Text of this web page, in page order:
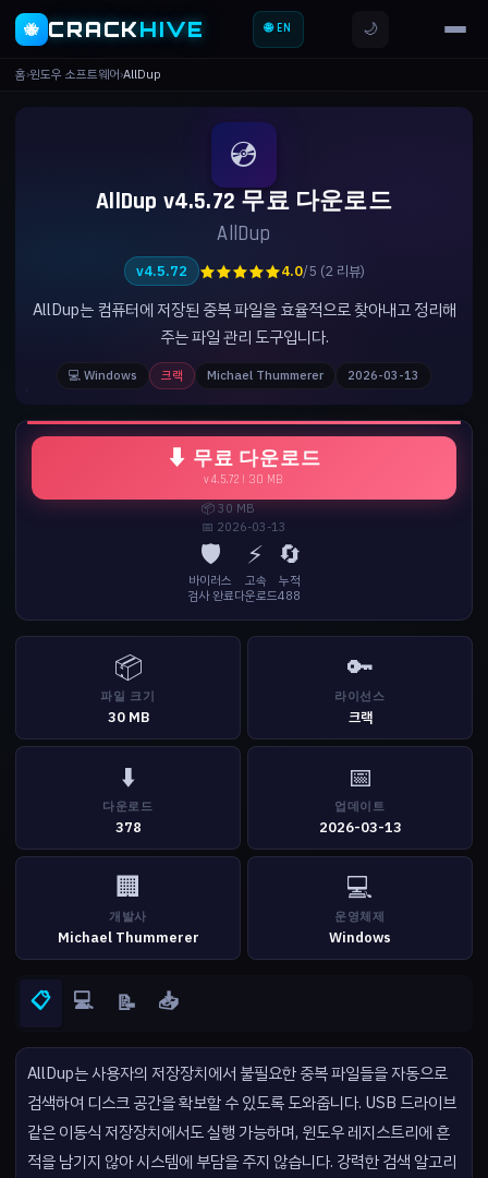
🐝 CRACKHIVE 🌐 EN 🌙
홈›윈도우 소프트웨어›AllDup
💿
AllDup v4.5.72 무료 다운로드
AllDup
v4.5.72 ★★★★★4.0/5 (2 리뷰)
AllDup는 컴퓨터에 저장된 중복 파일을 효율적으로 찾아내고 정리해
주는 파일 관리 도구입니다.
💻 Windows 크랙 Michael Thummerer 2026-03-13
⬇ 무료 다운로드
v4.5.72 | 30 MB
📦 30 MB
📅 2026-03-13
🛡️
바이러스
검사 완료
⚡
고속
다운로드
🔄
누적
488
📦
파일 크기
30 MB
🔑
라이선스
크랙
⬇️
다운로드
378
📅
업데이트
2026-03-13
🏢
개발사
Michael Thummerer
💻
운영체제
Windows
📋 💻 📝 📥
AllDup는 사용자의 저장장치에서 불필요한 중복 파일들을 자동으로
검색하여 디스크 공간을 확보할 수 있도록 도와줍니다. USB 드라이브
같은 이동식 저장장치에서도 실행 가능하며, 윈도우 레지스트리에 흔
적을 남기지 않아 시스템에 부담을 주지 않습니다. 강력한 검색 알고리